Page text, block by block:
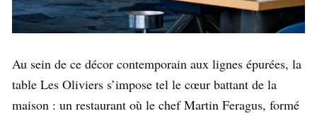
Au sein de ce décor contemporain aux lignes épurées, la
table Les Oliviers s’impose tel le cœur battant de la
maison : un restaurant où le chef Martin Feragus, formé